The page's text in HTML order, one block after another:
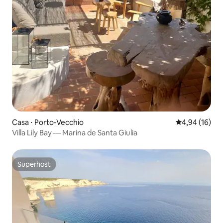
Casa ⋅ Porto-Vecchio 4,94 de uma
4,94 (16)
Villa Lily Bay — Marina de Santa Giulia
Superhost
Superhost